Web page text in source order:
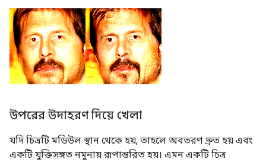
উপরের উদাহরণ দিয়ে খেলা
যদি চিত্রটি মডিউল স্থান থেকে হয়, তাহলে অবতরণ দ্রুত হয় এবং
একটি যুক্তিসঙ্গত নমুনায় রূপান্তরিত হয়। এমন একটি চিত্র